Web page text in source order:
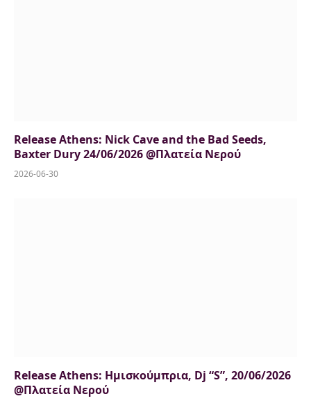
Release Athens: Nick Cave and the Bad Seeds,
Baxter Dury 24/06/2026 @Πλατεία Νερού
2026-06-30
Release Athens: Ημισκούμπρια, Dj “S”, 20/06/2026
@Πλατεία Νερού